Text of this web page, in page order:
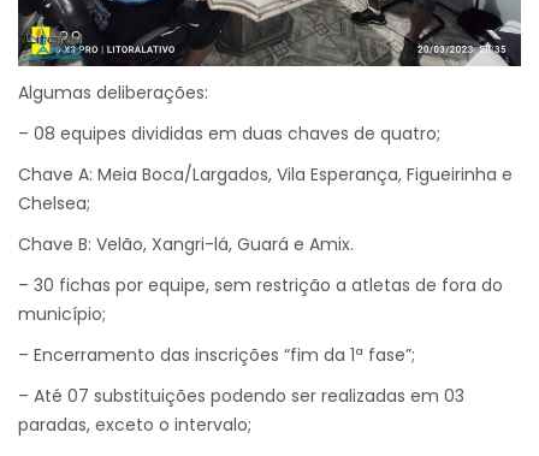
Algumas deliberações:
– 08 equipes divididas em duas chaves de quatro;
Chave A: Meia Boca/Largados, Vila Esperança, Figueirinha e
Chelsea;
Chave B: Velão, Xangri-lá, Guará e Amix.
– 30 fichas por equipe, sem restrição a atletas de fora do
município;
– Encerramento das inscrições “fim da 1ª fase”;
– Até 07 substituições podendo ser realizadas em 03
paradas, exceto o intervalo;